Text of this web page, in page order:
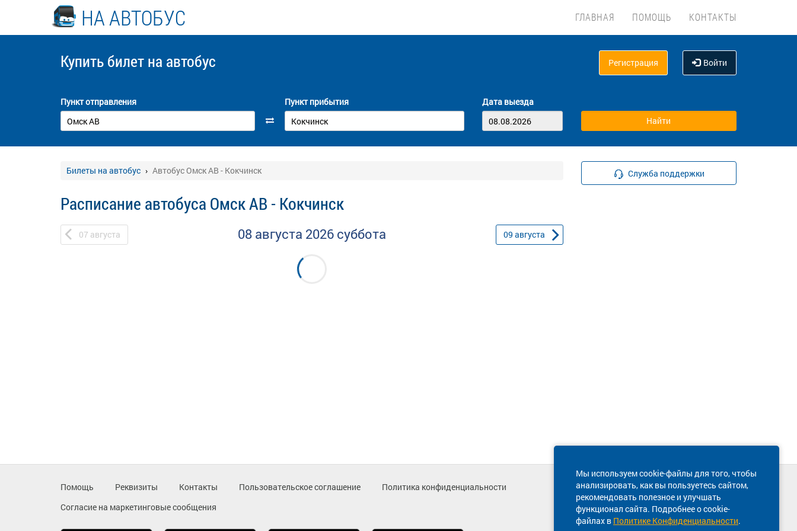
НА АВТОБУС ГЛАВНАЯ ПОМОЩЬ КОНТАКТЫ
Купить билет на автобус Регистрация Войти
Пункт отправления Пункт прибытия Дата выезда
Билеты на автобус Автобус Омск АВ - Кокчинск
Расписание автобуса Омск АВ - Кокчинск
07 августа 08 августа 2026 суббота 09 августа
Служба поддержки
Мы используем cookie-файлы для того, чтобы
анализировать, как вы пользуетесь сайтом,
рекомендовать полезное и улучшать
функционал сайта. Подробнее о cookie-
файлах в Политике Конфиденциальности.
Помощь Реквизиты Контакты Пользовательское соглашение
Политика конфиденциальности
Согласие на маркетинговые сообщения
Техническая поддержка сайта
8 800 600-03-38